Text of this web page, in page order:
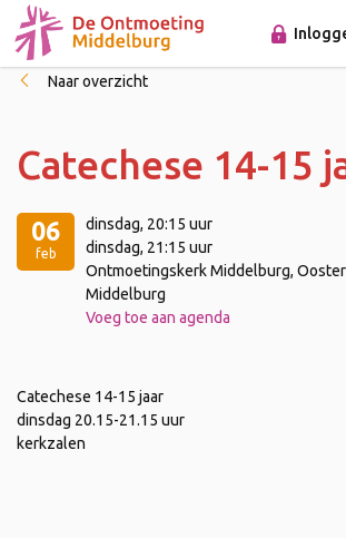
Naar overzicht
Catechese 14-15
06
feb
dinsdag, 20:15 uur
dinsdag, 21:15 uur
Ontmoetingskerk Middelburg,
Middelburg
Voeg toe aan agenda
Catechese 14-15 jaar
dinsdag 20.15-21.15 uur
kerkzalen